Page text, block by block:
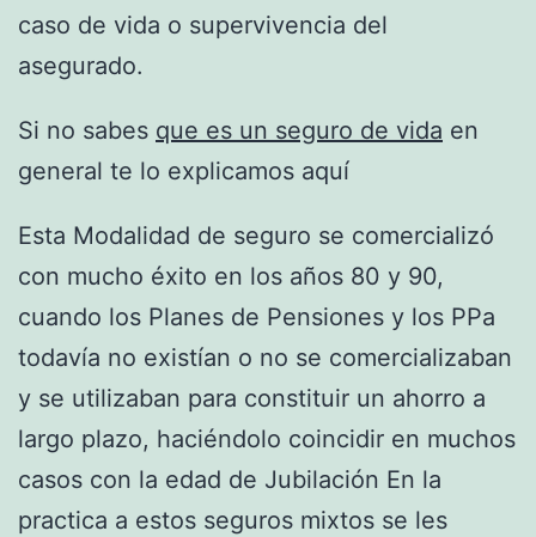
caso de vida o supervivencia del
asegurado.
Si no sabes que es un seguro de vida en
general te lo explicamos aquí
Esta Modalidad de seguro se comercializó
con mucho éxito en los años 80 y 90,
cuando los Planes de Pensiones y los PPa
todavía no existían o no se comercializaban
y se utilizaban para constituir un ahorro a
largo plazo, haciéndolo coincidir en muchos
casos con la edad de Jubilación En la
practica a estos seguros mixtos se les